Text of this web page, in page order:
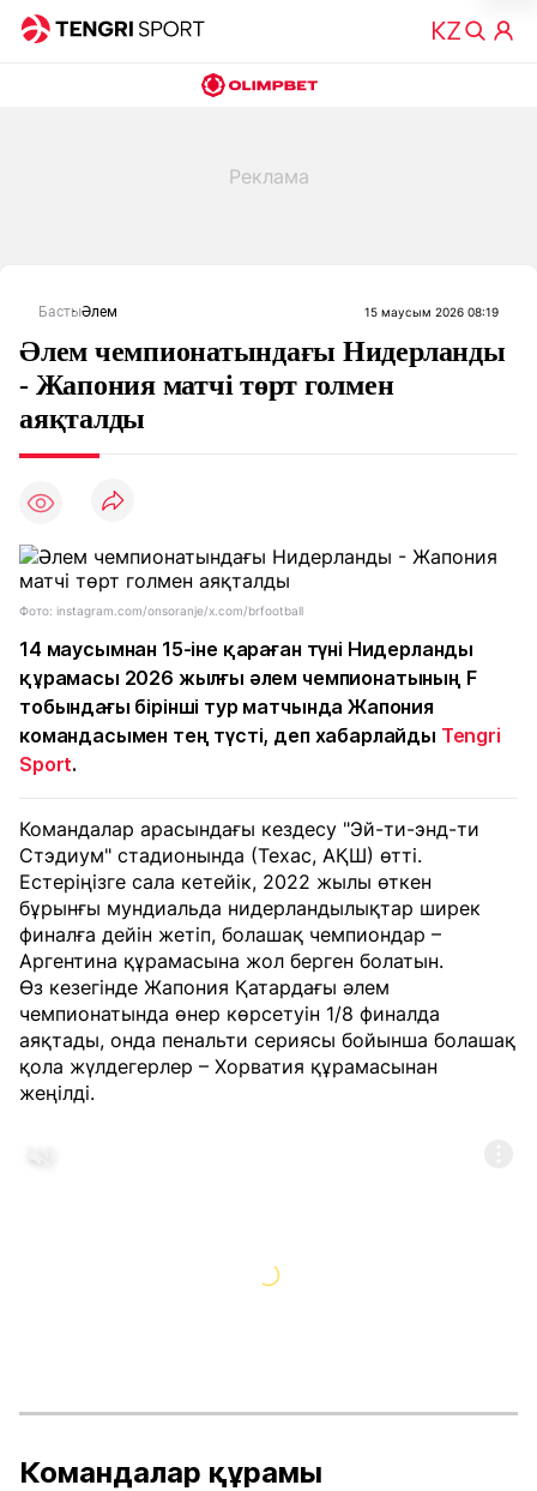
БастыӘлем 15 маусым 2026 08:19
Әлем чемпионатындағы Нидерланды
- Жапония матчі төрт голмен
аяқталды
Фото: instagram.com/onsoranje/x.com/brfootball
14 маусымнан 15-іне қараған түні Нидерланды
құрамасы 2026 жылғы әлем чемпионатының F
тобындағы бірінші тур матчында Жапония
командасымен тең түсті, деп хабарлайды Tengri
Sport.
Командалар арасындағы кездесу "Эй-ти-энд-ти
Стэдиум" стадионында (Техас, АҚШ) өтті.
Естеріңізге сала кетейік, 2022 жылы өткен
бұрынғы мундиальда нидерландылықтар ширек
финалға дейін жетіп, болашақ чемпиондар –
Аргентина құрамасына жол берген болатын.
Өз кезегінде Жапония Қатардағы әлем
чемпионатында өнер көрсетуін 1/8 финалда
аяқтады, онда пенальти сериясы бойынша болашақ
қола жүлдегерлер – Хорватия құрамасынан
жеңілді.
Командалар құрамы